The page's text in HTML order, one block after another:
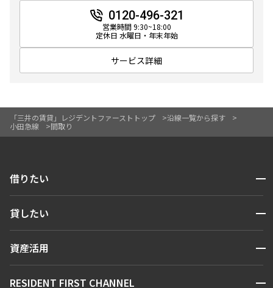
「三井の賃貸」レジデントファーストトップ
沿線一覧から探す
小田急線
間取り
0120-496-321
営業時間 9:30~18:00
定休日 水曜日・年末年始
サービス詳細
借りたい 開閉
人気エリアから探す
貸したい 開閉
お問い合わせ
資産活用 開閉
RESIDENT FIRST CHANNEL 開閉